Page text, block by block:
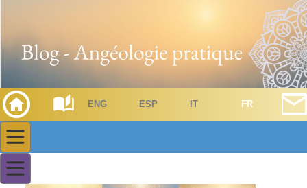
ENG ESP IT FR